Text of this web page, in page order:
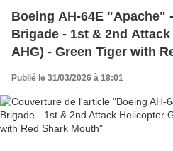
Boeing AH-64E "Apache"
Brigade - 1st & 2nd
AHG) - Green Tiger with
Publié le 31/03/2026 à 18:01